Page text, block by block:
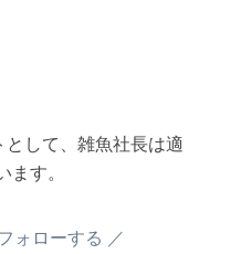
して、雑魚社長は適
ます。
ォローする